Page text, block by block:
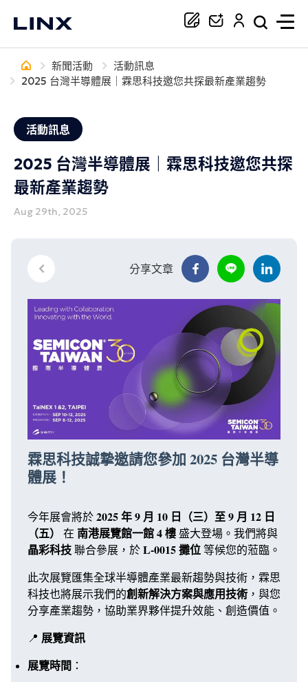
你正在尋找協助嗎？
新聞活動
活動訊息
2025 台灣半導體展｜霖思科技邀您共探最新產業趨勢
活動訊息
2025 台灣半導體展｜霖思科技邀您共探
最新產業趨勢
Aug 29th, 2025
分享文章
霖思科技誠摯邀請您參加 2025 台灣半導
體展！
今年展會將於2025 年 9 月 10 日（三）至 9 月 12 日
（五）
在 南港展覽館一館 4 樓盛大登場。我們將與
晶彩科技聯合參展，於L-0015 攤位等候您的蒞臨。
此次展覽匯集全球半導體產業最新趨勢與技術，霖思
科技也將展示我們的創新解決方案與應用技術 ， 與您
分享產業趨勢， 協助業界夥伴提升效能、創造價值。
📍 展覽資訊
展覽時間 ：